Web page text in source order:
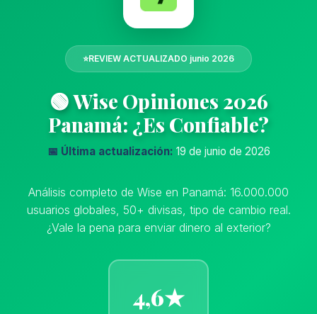
⭐REVIEW ACTUALIZADO junio 2026
🟢 Wise Opiniones 2026
Panamá: ¿Es Confiable?
📅 Última actualización: 19 de junio de 2026
Análisis completo de Wise en Panamá: 16.000.000
usuarios globales, 50+ divisas, tipo de cambio real.
¿Vale la pena para enviar dinero al exterior?
4,6★